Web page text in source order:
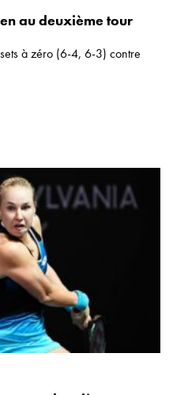
au deuxième tour
à zéro (6-4, 6-3) contre